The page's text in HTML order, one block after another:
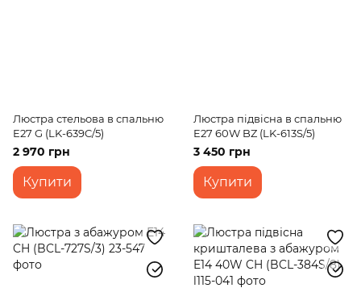
Люстра стельова в спальню
E27 G (LK-639C/5)
2 970 грн
Купити
Люстра підвісна в спальню
E27 60W BZ (LK-613S/5)
3 450 грн
Купити